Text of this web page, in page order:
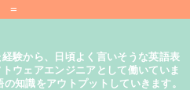
=
験から、日頃よく言いそうな英語表
ウェアエンジニアとして働いていま
知識をアウトプットしていきます。